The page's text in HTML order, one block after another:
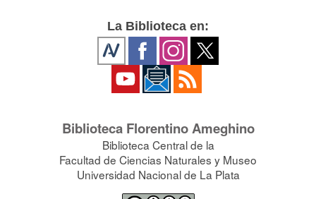
La Biblioteca en:
Biblioteca Florentino Ameghino
Biblioteca Central de la
Facultad de Ciencias Naturales y Museo
Universidad Nacional de La Plata